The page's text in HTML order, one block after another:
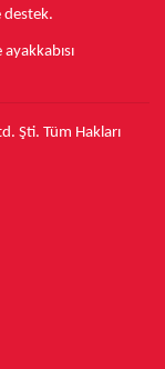
destek.
ayakkabısı
Şti. Tüm Hakları